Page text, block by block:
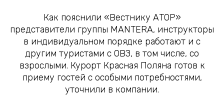
Как пояснили «Вестнику АТОР»
представители группы MANTERA, инструкторы
в индивидуальном порядке работают и с
другим туристами с ОВЗ, в том числе, со
взрослыми. Курорт Красная Поляна готов к
приему гостей с особыми потребностями,
уточнили в компании.